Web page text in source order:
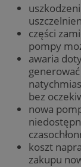
części
pompy
awaria
bez
nowa
koszt
zakupu